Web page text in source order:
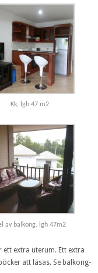
Kk, lgh 47 m2
av balkong. lgh 47m2
extra uterum. Ett extra
att läsas. Se balkong-